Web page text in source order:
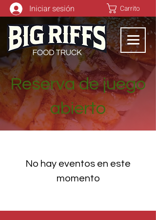
Iniciar sesión Carrito
Reserva de juego
abierto
No hay eventos en este
momento